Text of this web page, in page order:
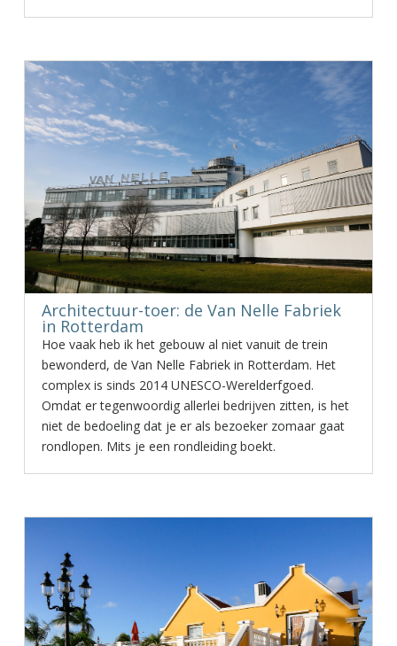
Architectuur-toer: de Van Nelle Fabriek
in Rotterdam
Hoe vaak heb ik het gebouw al niet vanuit de trein
bewonderd, de Van Nelle Fabriek in Rotterdam. Het
complex is sinds 2014 UNESCO-Werelderfgoed.
Omdat er tegenwoordig allerlei bedrijven zitten, is het
niet de bedoeling dat je er als bezoeker zomaar gaat
rondlopen. Mits je een rondleiding boekt.